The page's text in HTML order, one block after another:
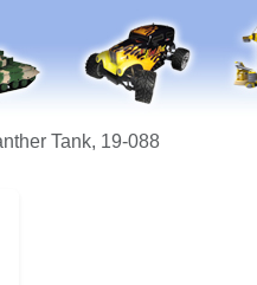
Tank, 19-088